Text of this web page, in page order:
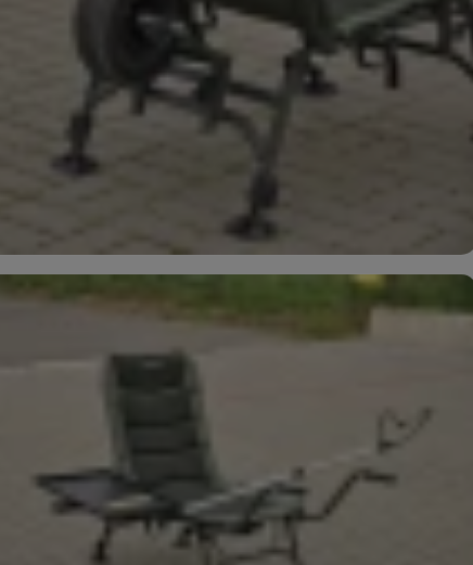
Marketingové cookies používame my aj naši
ktoré vás skutočne zaujímajú — či už na našom webe,